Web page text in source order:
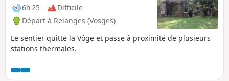
6h 25
Difficile
Départ à Relanges (Vosges)
Le sentier quitte la Vôge et passe à proximité de plusieurs
stations thermales.